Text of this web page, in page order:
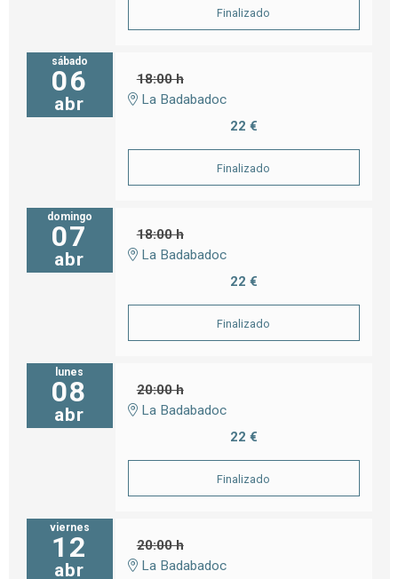
Finalizado
sábado
06
abr
18:00 h
La Badabadoc
22 €
Finalizado
domingo
07
abr
18:00 h
La Badabadoc
22 €
Finalizado
lunes
08
abr
20:00 h
La Badabadoc
22 €
Finalizado
viernes
12
abr
20:00 h
La Badabadoc